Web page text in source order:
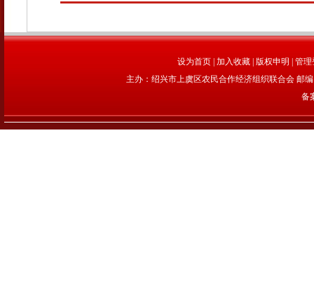
设为首页 加入收藏 版权申明
管理
主办：绍兴市上虞区农民合作经济组织联合会 邮
备